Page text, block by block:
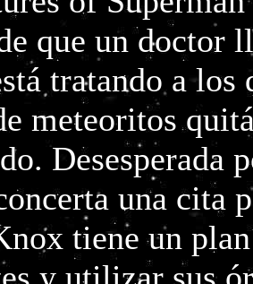
que un doctor
tratando a
meteoritos
Desesperada
una cita
tiene un